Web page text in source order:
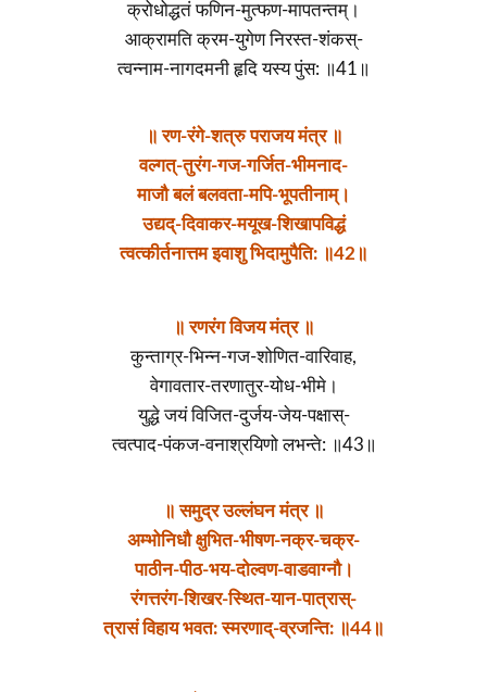
क्रोधोद्धतं फणिन-मुत्फण-मापतन्तम्।
आक्रामति क्रम-युगेण निरस्त-शंकस्-
त्वन्नाम-नागदमनी हृदि यस्य पुंस: ॥41॥
॥ रण-रंगे-शत्रु पराजय मंत्र ॥
वल्गत्-तुरंग-गज-गर्जित-भीमनाद-
माजौ बलं बलवता-मपि-भूपतीनाम्।
उद्यद्-दिवाकर-मयूख-शिखापविद्धं
त्वत्कीर्तनात्तम इवाशु भिदामुपैति: ॥42॥
॥ रणरंग विजय मंत्र ॥
कुन्ताग्र-भिन्न-गज-शोणित-वारिवाह,
वेगावतार-तरणातुर-योध-भीमे।
युद्धे जयं विजित-दुर्जय-जेय-पक्षास्-
त्वत्पाद-पंकज-वनाश्रयिणो लभन्ते: ॥43॥
॥ समुद्र उल्लंघन मंत्र ॥
अम्भोनिधौ क्षुभित-भीषण-नक्र-चक्र-
पाठीन-पीठ-भय-दोल्वण-वाडवाग्नौ।
रंगत्तरंग-शिखर-स्थित-यान-पात्रास्-
त्रासं विहाय भवत: स्मरणाद्-व्रजन्ति: ॥44॥